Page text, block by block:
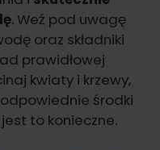
. Weź pod uwagę
oraz składniki
prawidłowej
kwiaty i krzewy,
środki
to konieczne.